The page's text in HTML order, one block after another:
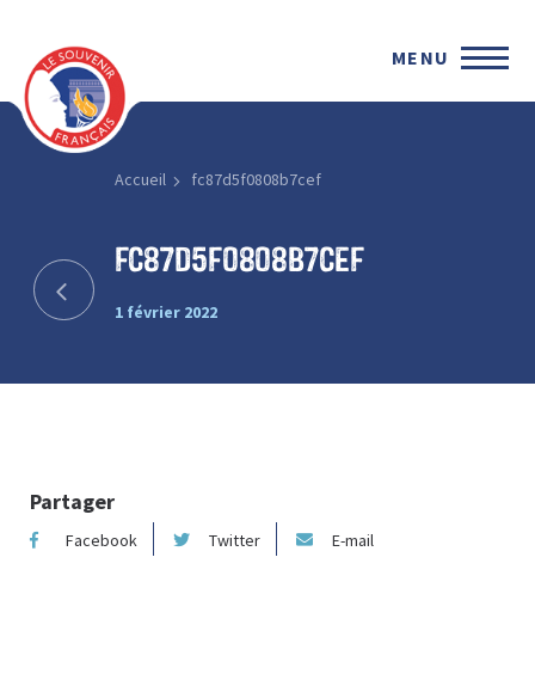
MENU
Accueil fc87d5f0808b7cef
fc87d5f0808b7cef
1 février 2022
Partager
Facebook Twitter E-mail